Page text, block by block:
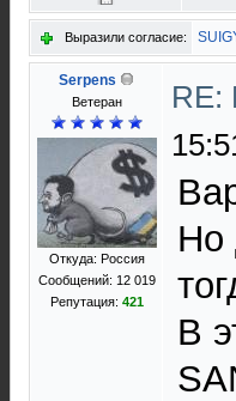
Выразили согласие:
Serpens
Ветеран
Откуда: Россия
Сообщений: 12 019
Репутация: 421
RE:
Но
В